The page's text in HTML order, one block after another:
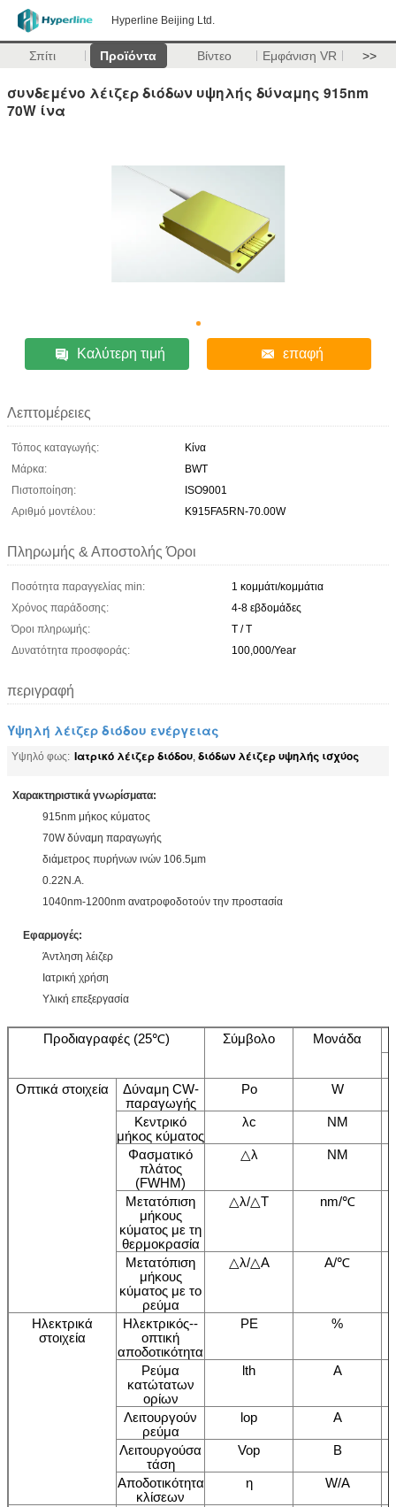
Hyperline Beijing Ltd.
Σπίτι Προϊόντα Βίντεο Εμφάνιση VR >>
συνδεμένο λέιζερ διόδων υψηλής δύναμης 915nm
70W ίνα
Καλύτερη τιμή επαφή
Λεπτομέρειες
Τόπος καταγωγής:
Κίνα
Μάρκα:
BWT
Πιστοποίηση:
ISO9001
Αριθμό μοντέλου:
K915FA5RN-70.00W
Πληρωμής & Αποστολής Όροι
Ποσότητα παραγγελίας min:
1 κομμάτι/κομμάτια
Χρόνος παράδοσης:
4-8 εβδομάδες
Όροι πληρωμής:
T / T
Δυνατότητα προσφοράς:
100,000/Year
περιγραφή
Υψηλή λέιζερ διόδου ενέργειας
Υψηλό φως: Ιατρικό λέιζερ διόδου, διόδων λέιζερ υψηλής ισχύος
Χαρακτηριστικά γνωρίσματα:
915nm μήκος κύματος
70W δύναμη παραγωγής
διάμετρος πυρήνων ινών 106.5µm
0.22N.A.
1040nm-1200nm ανατροφοδοτούν την προστασία
Εφαρμογές:
Άντληση λέιζερ
Ιατρική χρήση
Υλική επεξεργασία
Προδιαγραφές (25℃) Σύμβολο
Μονάδα
Οπτικά στοιχεία
Δύναμη CW-
παραγωγής
Po W
Κεντρικό
μήκος κύματος
λc NM
Φασματικό
πλάτος
(FWHM)
△λ NM
Μετατόπιση
μήκους
κύματος με τη
θερμοκρασία
△λ/△T nm/℃
Μετατόπιση
μήκους
κύματος με το
ρεύμα
△λ/△A A/℃
Ηλεκτρικά
στοιχεία
Ηλεκτρικός--
οπτική
αποδοτικότητα
PE %
Ρεύμα
κατώτατων
ορίων
lth Α
Λειτουργούν
ρεύμα
lop Α
Λειτουργούσα
τάση
Vop Β
Αποδοτικότητα
κλίσεων
η W/A